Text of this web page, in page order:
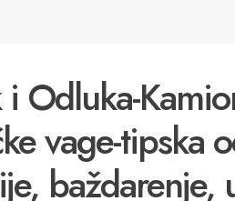
Odluka-
vage-tipska
baždarenje,